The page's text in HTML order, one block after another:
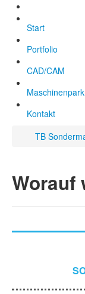
Start
Portfolio
CAD/CAM
Maschinenpark
Kontakt
TB
Worauf